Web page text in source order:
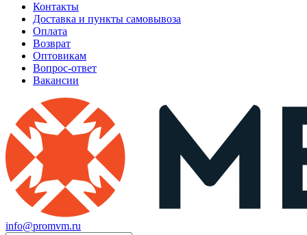
Контакты
Доставка и пункты самовывоза
Оплата
Возврат
Оптовикам
Вопрос-ответ
Вакансии
info@promvm.ru